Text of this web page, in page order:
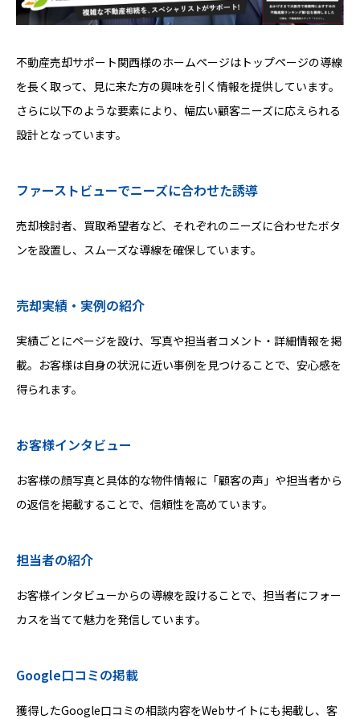
不動産売却サポート関西様のホームページはトップページの導線
を長く取って、見に来た方の興味を引く情報を提供しています。
さらに以下のような要素により、幅広い顧客ニーズに応えられる
設計となっています。
ファーストビューでニーズに合わせた誘導
売却検討者、買取希望者など、それぞれのニーズに合わせたボタ
ンを設置し、スムーズな導線を確保しています。
売却実績・実例の紹介
実績ごとにページを設け、写真や担当者コメント・詳細情報を掲
載。お客様は自身の状況に近い事例を見つけることで、安心感を
得られます。
お客様インタビュー
お客様の顔写真と具体的な物件情報に「顧客の声」や担当者から
の返信を掲載することで、信頼性を高めています。
担当者の紹介
お客様インタビューからの導線を設けることで、担当者にフォー
カスを当てて魅力を発信しています。
Google口コミの掲載
獲得したGoogle口コミの相談内容をWebサイトにも掲載し、客